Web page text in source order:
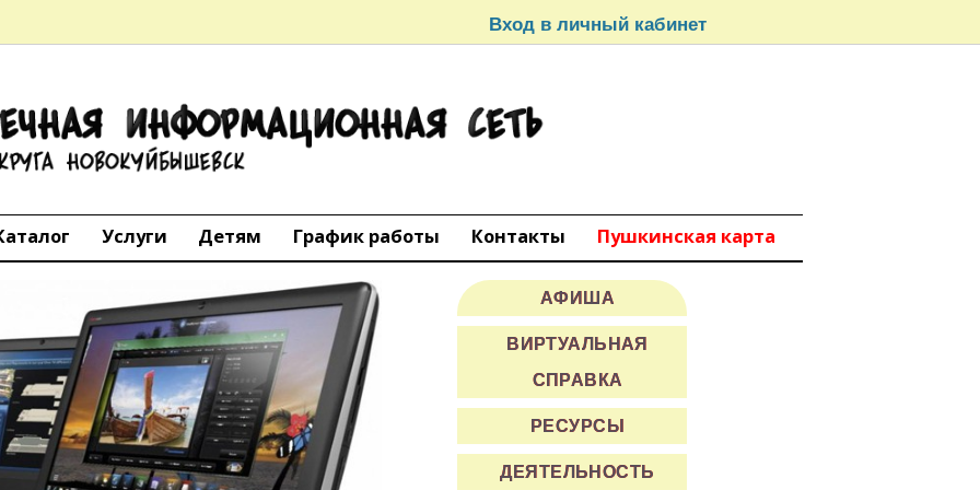
Вход в личный кабинет
СЕТЬ
округа Новокуйбышевск
Услуги Детям График работы Контакты Пушкинская карта
АФИША
ВИРТУАЛЬНАЯ
СПРАВКА
РЕСУРСЫ
ДЕЯТЕЛЬНОСТЬ